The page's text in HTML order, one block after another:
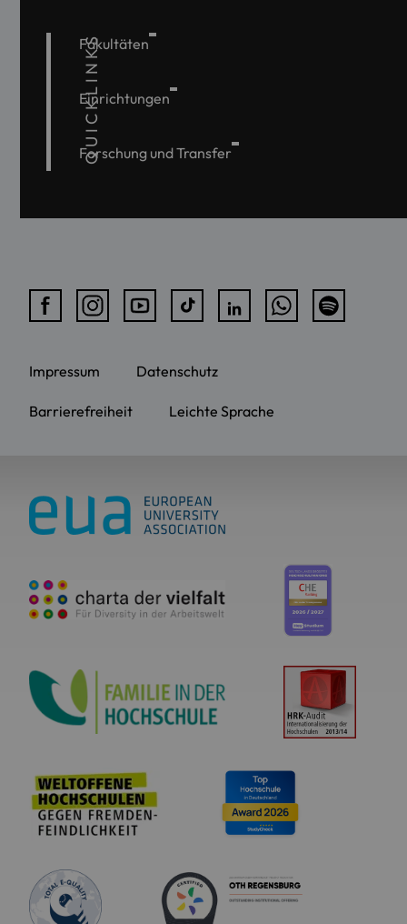
QUICKLINKS
Fakultäten
Einrichtungen
Forschung und Transfer
Impressum Datenschutz
Barrierefreiheit Leichte Sprache